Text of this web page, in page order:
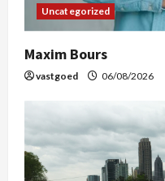
Uncategorized
Maxim Bours
vastgoed 06/08/2026